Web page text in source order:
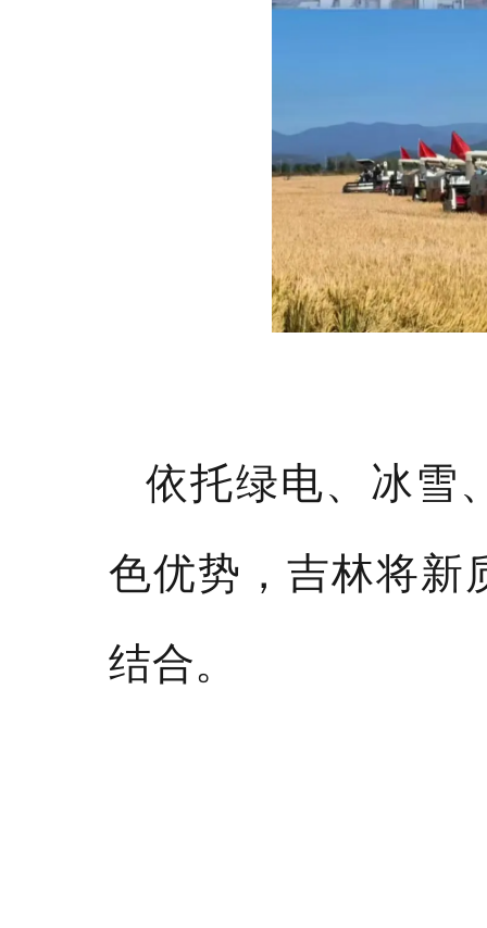
依托绿电、冰雪
色优势，吉林将新
结合。